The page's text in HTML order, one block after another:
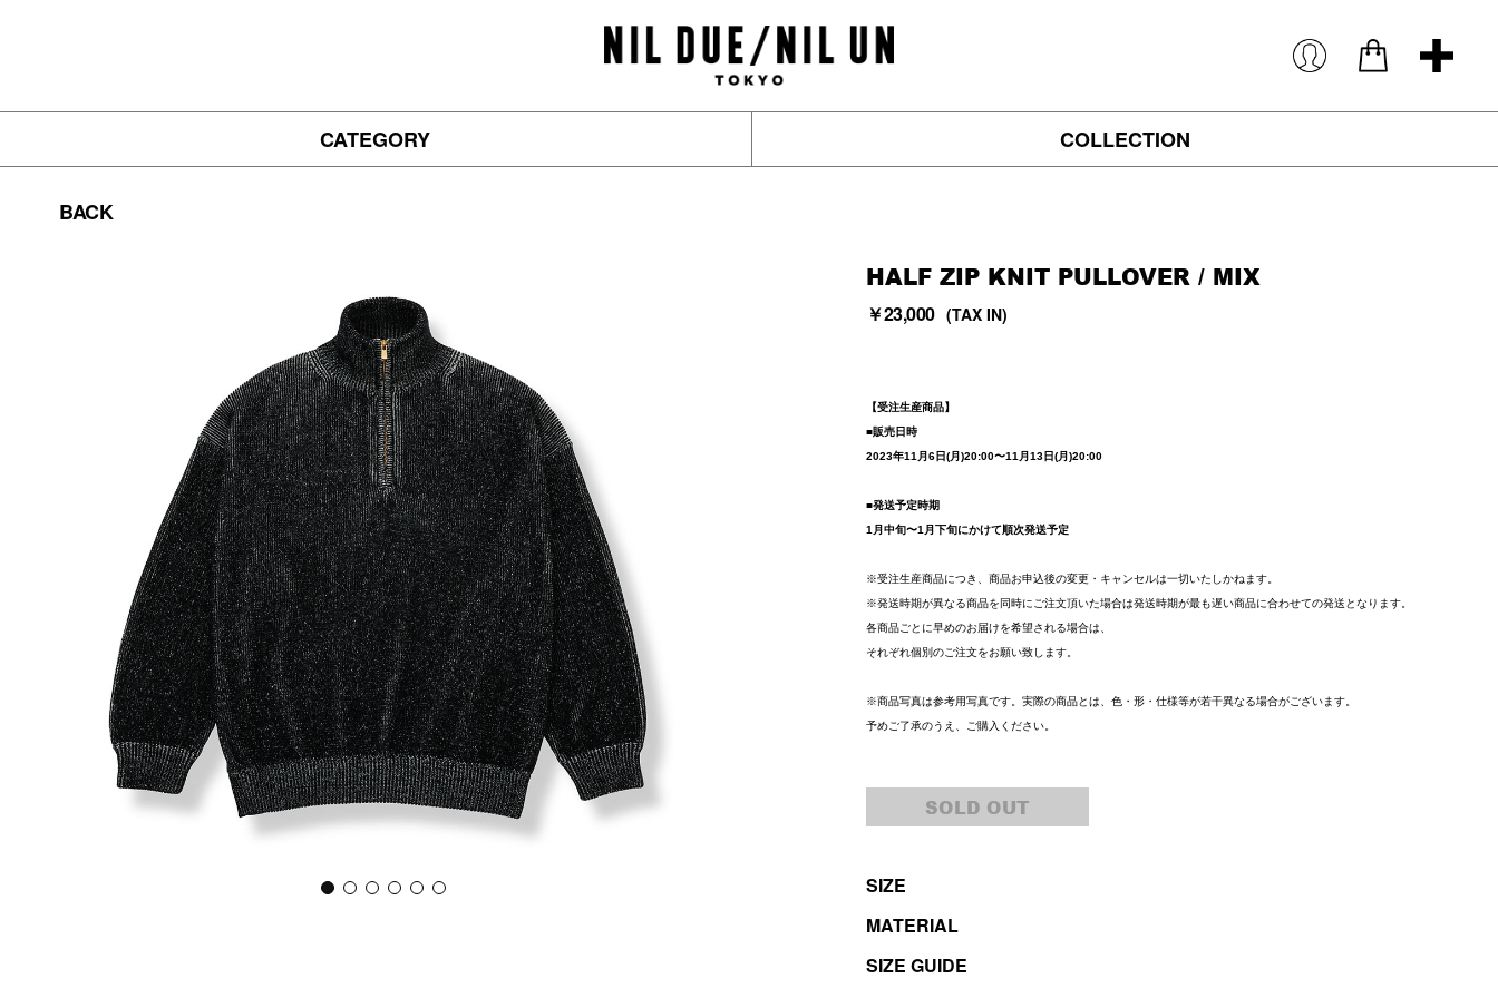
CATEGORY COLLECTION
BACK
HALF ZIP KNIT PULLOVER / MIX
￥23,000 (TAX IN)
【受注生産商品】
■販売日時
2023年11月6日(月)20:00〜11月13日(月)20:00
■発送予定時期
1月中旬〜1月下旬にかけて順次発送予定
※受注生産商品につき、商品お申込後の変更・キャンセルは一切いたしかねます。
※発送時期が異なる商品を同時にご注文頂いた場合は発送時期が最も遅い商品に合わせての発送となります。
各商品ごとに早めのお届けを希望される場合は、
それぞれ個別のご注文をお願い致します。
※商品写真は参考用写真です。実際の商品とは、色・形・仕様等が若干異なる場合がございます。
予めご了承のうえ、ご購入ください。
SOLD OUT
SIZE
MATERIAL
SIZE GUIDE